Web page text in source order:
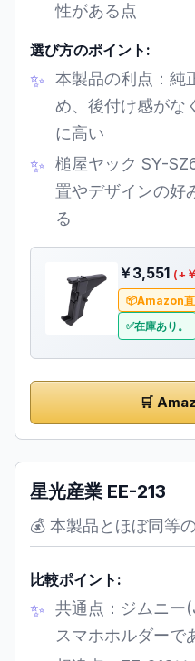
性がある点
選び方のポイント:
本製品の利点：純
め、後付け感がな
に高い
槌屋ヤック SY-
置やデザインの好
る
￥3,551 (+
Amazon
在庫あり。
🛒
星光産業 EE-213
💰 本製品とほぼ同等の
比較ポイント:
共通点：ジムニー
スマホホルダーで